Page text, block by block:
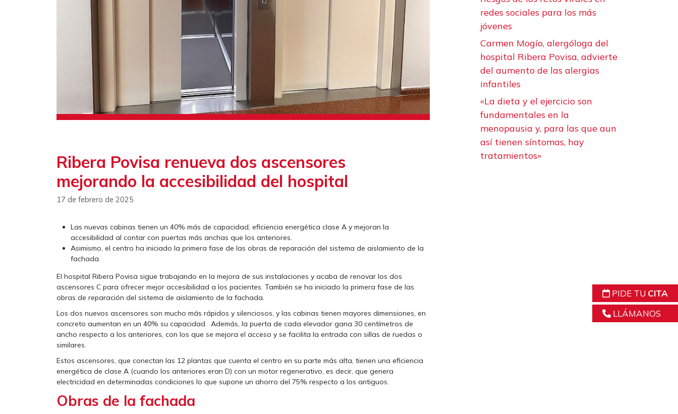
PIDE TU CITA
LLÁMANOS
Ribera Povisa renueva dos ascensores
mejorando la accesibilidad del hospital
17 de febrero de 2025
Las nuevas cabinas tienen un 40% más de capacidad, eficiencia energética clase A y mejoran la
accesibilidad al contar con puertas más anchas que los anteriores.
Asimismo, el centro ha iniciado la primera fase de las obras de reparación del sistema de aislamiento de la
fachada.
El hospital Ribera Povisa sigue trabajando en la mejora de sus instalaciones y acaba de renovar los dos
ascensores C para ofrecer mejor accesibilidad a los pacientes. También se ha iniciado la primera fase de las
obras de reparación del sistema de aislamiento de la fachada.
Los dos nuevos ascensores son mucho más rápidos y silenciosos, y las cabinas tienen mayores dimensiones, en
concreto aumentan en un 40% su capacidad. Además, la puerta de cada elevador gana 30 centímetros de
ancho respecto a los anteriores, con los que se mejora el acceso y se facilita la entrada con sillas de ruedas o
similares.
Estos ascensores, que conectan las 12 plantas que cuenta el centro en su parte más alta, tienen una eficiencia
energética de clase A (cuando los anteriores eran D) con un motor regenerativo, es decir, que genera
electricidad en determinadas condiciones lo que supone un ahorro del 75% respecto a los antiguos.
Obras de la fachada
redes sociales para los más
jóvenes
Carmen Mogío, alergóloga del
hospital Ribera Povisa, advierte
del aumento de las alergias
infantiles
«La dieta y el ejercicio son
fundamentales en la
menopausia y, para las que aun
así tienen síntomas, hay
tratamientos»